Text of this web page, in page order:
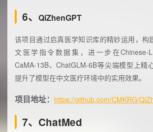
6、 QiZhenGPT
该项目通过启真医学知识库的精妙运用，构
文医学指令数据集，进一步在Chinese-
CaMA-13B、ChatGLM-6B等尖端模型上精
提升了模型在中文医疗环境中的实用效果。
项目地址： https://github.com/CMKRG/
7、ChatMed